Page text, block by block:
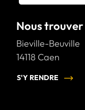
Nous trouver
Bieville-Beuville
14118 Caen
S'Y RENDRE